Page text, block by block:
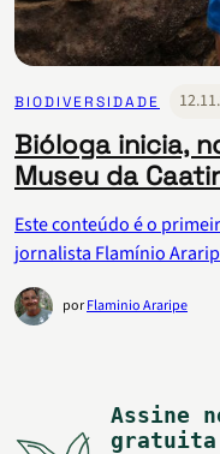
BIODIVERSIDADE
Bióloga inicia,
Museu da
Este conteúdo é o
jornalista Flamínio
porFlaminio Araripe
Assine
gratuita